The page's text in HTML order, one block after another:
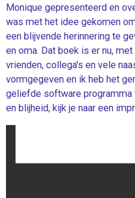
Monique gepresenteerd en
was met het idee gekomen
een blijvende herinnering te
en oma. Dat boek is er nu,
vrienden, collega's en vele
vormgegeven en ik heb het
geliefde software programma
en blijheid, kijk je naar een